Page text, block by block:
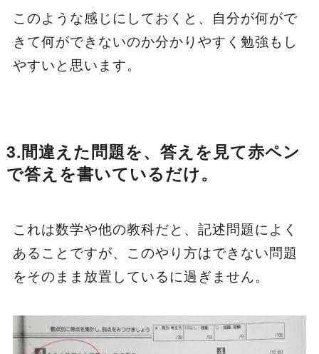
このような感じにしておくと、自分が何がで
きて何ができないのか分かりやすく勉強もし
やすいと思います。
3.間違えた問題を、答えを見て赤ペン
で答えを書いているだけ。
これは数学や他の教科だと、記述問題によく
あることですが、このやり方はできない問題
をそのまま放置しているに過ぎません。